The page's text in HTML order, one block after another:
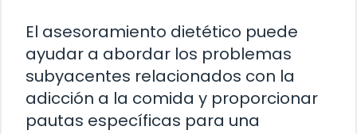
El asesoramiento dietético puede
ayudar a abordar los problemas
subyacentes relacionados con la
adicción a la comida y proporcionar
pautas específicas para una